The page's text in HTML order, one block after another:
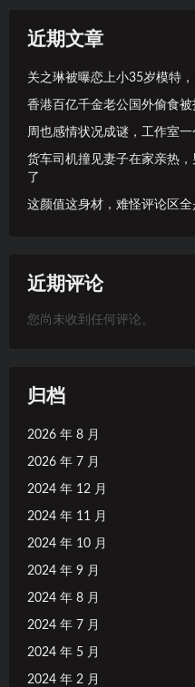
近期文章
关之琳被曝恋上小35岁模特
香港百亿千金老公国外偷食
周也感情状况成谜，工作室
货车司机撞见妻子在家亲热
了
这颜值这身材，难怪评论区全
近期评论
您尚未收到任何评论。
归档
2026 年 8 月
2026 年 7 月
2024 年 12 月
2024 年 11 月
2024 年 10 月
2024 年 9 月
2024 年 8 月
2024 年 7 月
2024 年 5 月
2024 年 2 月